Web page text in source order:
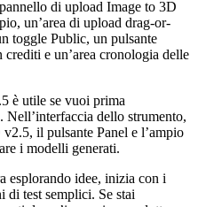
di upload Image to 3D
un’area di upload drag-or-
toggle Public, un pulsante
e un’area cronologia delle
è utile se vuoi prima
dello strumento,
il pulsante Panel e l’ampio
i modelli generati.
esplorando idee, inizia con i
di test semplici. Se stai